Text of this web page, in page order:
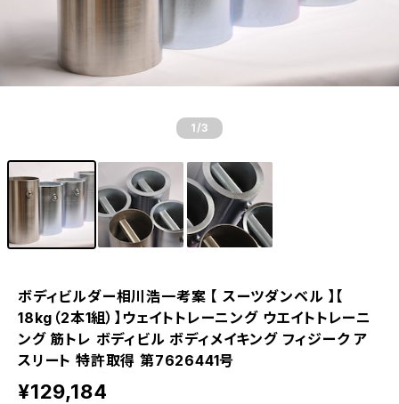
1 /3
ボディビルダー相川浩一考案 【 スーツダンベル 】【
18kg（2本1組）】ウェイトトレーニング ウエイトトレーニ
ング 筋トレ ボディビル ボディメイキング フィジーク ア
スリート 特許取得 第7626441号
¥129,184